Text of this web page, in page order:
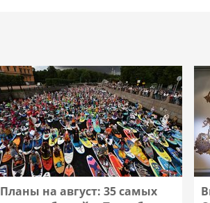
Планы на август: 35 самых